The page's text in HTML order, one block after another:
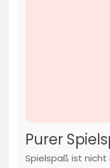
Purer
Spielspaß ist